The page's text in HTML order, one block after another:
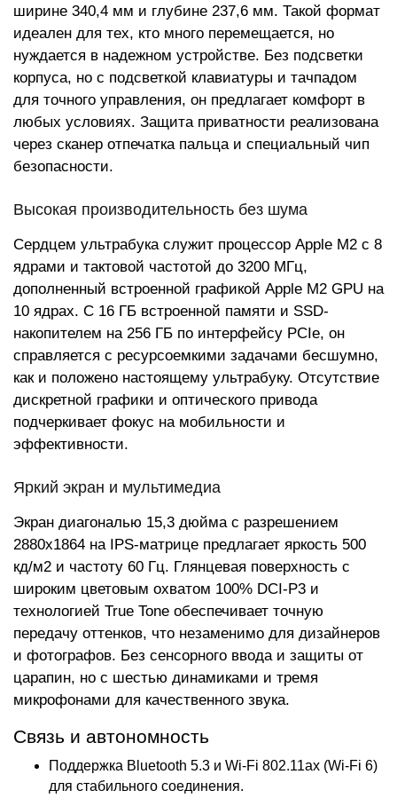
ширине 340,4 мм и глубине 237,6 мм. Такой формат
идеален для тех, кто много перемещается, но
нуждается в надежном устройстве. Без подсветки
корпуса, но с подсветкой клавиатуры и тачпадом
для точного управления, он предлагает комфорт в
любых условиях. Защита приватности реализована
через сканер отпечатка пальца и специальный чип
безопасности.
Высокая производительность без шума
Сердцем ультрабука служит процессор Apple M2 с 8
ядрами и тактовой частотой до 3200 МГц,
дополненный встроенной графикой Apple M2 GPU на
10 ядрах. С 16 ГБ встроенной памяти и SSD-
накопителем на 256 ГБ по интерфейсу PCIe, он
справляется с ресурсоемкими задачами бесшумно,
как и положено настоящему ультрабуку. Отсутствие
дискретной графики и оптического привода
подчеркивает фокус на мобильности и
эффективности.
Яркий экран и мультимедиа
Экран диагональю 15,3 дюйма с разрешением
2880x1864 на IPS-матрице предлагает яркость 500
кд/м2 и частоту 60 Гц. Глянцевая поверхность с
широким цветовым охватом 100% DCI-P3 и
технологией True Tone обеспечивает точную
передачу оттенков, что незаменимо для дизайнеров
и фотографов. Без сенсорного ввода и защиты от
царапин, но с шестью динамиками и тремя
микрофонами для качественного звука.
Связь и автономность
Поддержка Bluetooth 5.3 и Wi-Fi 802.11ax (Wi-Fi 6)
для стабильного соединения.